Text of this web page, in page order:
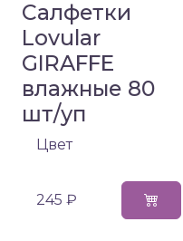
Салфетки
Lovular
GIRAFFE
влажные 80
шт/уп
Цвет
245 ₽